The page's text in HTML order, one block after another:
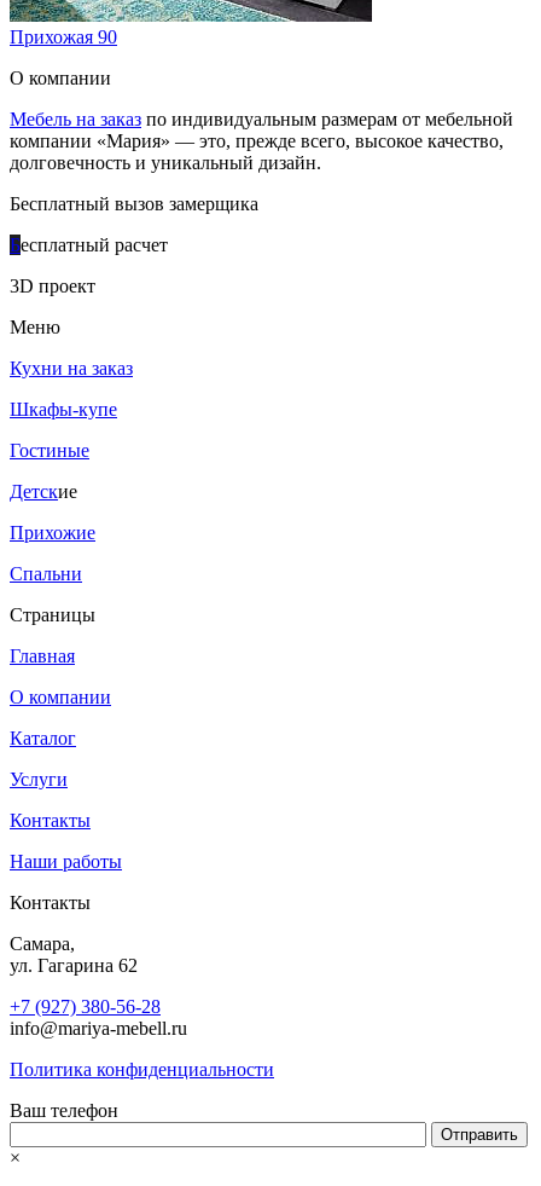
Прихожая 90
О компании
Мебель на заказ по индивидуальным размерам от мебельной
компании «Мария» — это, прежде всего, высокое качество,
долговечность и уникальный дизайн.
Бесплатный вызов замерщика
Бесплатный расчет
3D проект
Меню
Кухни на заказ
Шкафы-купе
Гостиные
Детские
Прихожие
Спальни
Страницы
Главная
О компании
Каталог
Услуги
Контакты
Наши работы
Контакты
Самара,
ул. Гагарина 62
+7 (927) 380-56-28
info@mariya-mebell.ru
Политика конфиденциальности
Ваш телефон
×